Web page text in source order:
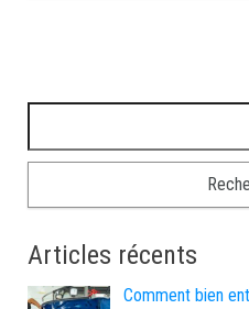
Articles récents
Comment bien